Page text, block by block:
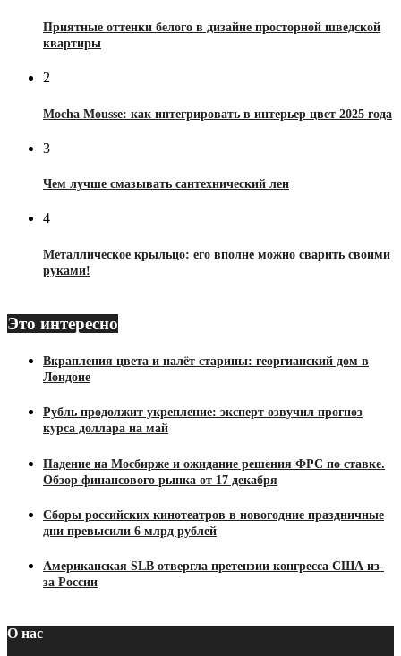
Приятные оттенки белого в дизайне просторной шведской
квартиры
2
Mocha Mousse: как интегрировать в интерьер цвет 2025 года
3
Чем лучше смазывать сантехнический лен
4
Металлическое крыльцо: его вполне можно сварить своими
руками!
Это интересно
Вкрапления цвета и налёт старины: георгианский дом в
Лондоне
Рубль продолжит укрепление: эксперт озвучил прогноз
курса доллара на май
Падение на Мосбирже и ожидание решения ФРС по ставке.
Обзор финансового рынка от 17 декабря
Сборы российских кинотеатров в новогодние праздничные
дни превысили 6 млрд рублей
Американская SLB отвергла претензии конгресса США из-
за России
О нас